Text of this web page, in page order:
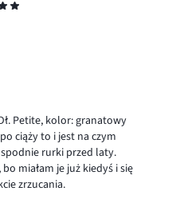
Petite, kolor: granatowy
ciąży to i jest na czym
spodnie rurki przed laty.
miałam je już kiedyś i się
zrzucania.